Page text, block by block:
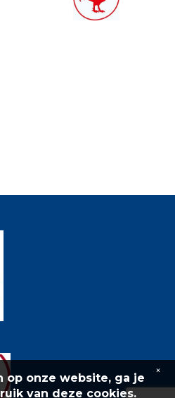
op onze website, ga je
van deze cookies.
×